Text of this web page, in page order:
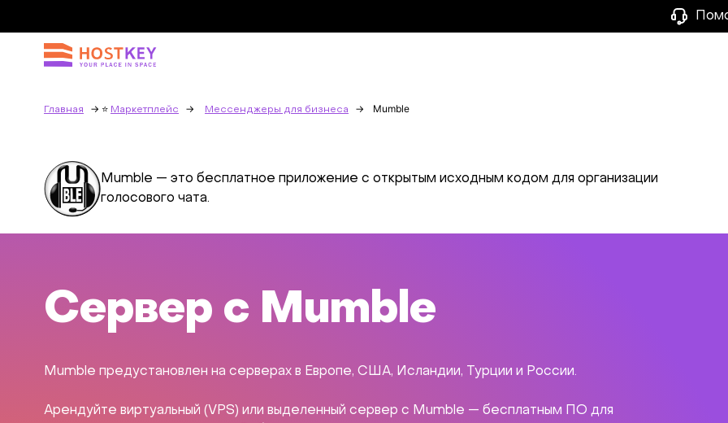
Главная Маркетплейс Мессенджеры для бизнеса Mumble
Mumble — это бесплатное приложение с открытым исходным кодом для организации
голосового чата.
Сервер с Mumble
Mumble предустановлен на серверах в Европе, США, Исландии, Турции и России.
Арендуйте виртуальный (VPS) или выделенный сервер с Mumble — бесплатным ПО для